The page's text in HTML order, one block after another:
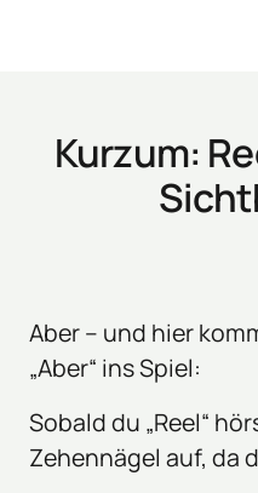
Kurzum:
Aber – und hier
„Aber“ ins Spiel:
Sobald du „Reel“
Zehennägel auf, da